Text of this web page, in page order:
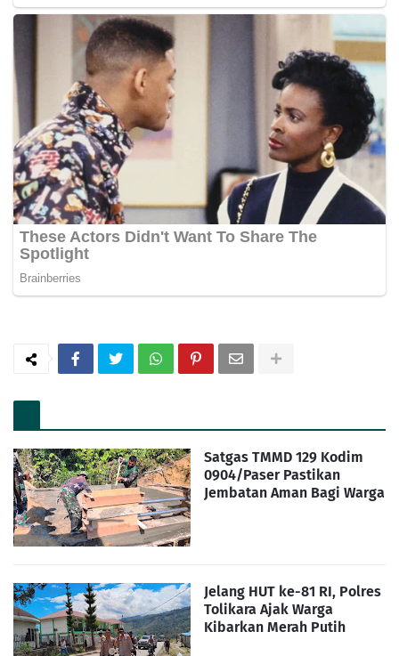
Satgas TMMD 129 Kodim
0904/Paser Pastikan
Jembatan Aman Bagi Warga
Jelang HUT ke-81 RI, Polres
Tolikara Ajak Warga
Kibarkan Merah Putih